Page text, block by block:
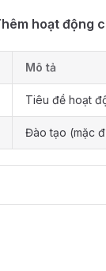
hoạt động
Mô tả
Tiêu đề hoạt
Đào tạo (mặc